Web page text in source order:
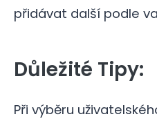
přidávat další podle
Důležité Tipy:
Při výběru